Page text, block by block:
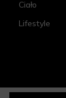
Ciało
Lifestyle